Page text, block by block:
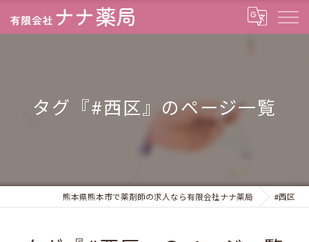
タグ『#西区』のページ一覧
熊本県熊本市で薬剤師の求人なら有限会社ナナ薬局 #西区